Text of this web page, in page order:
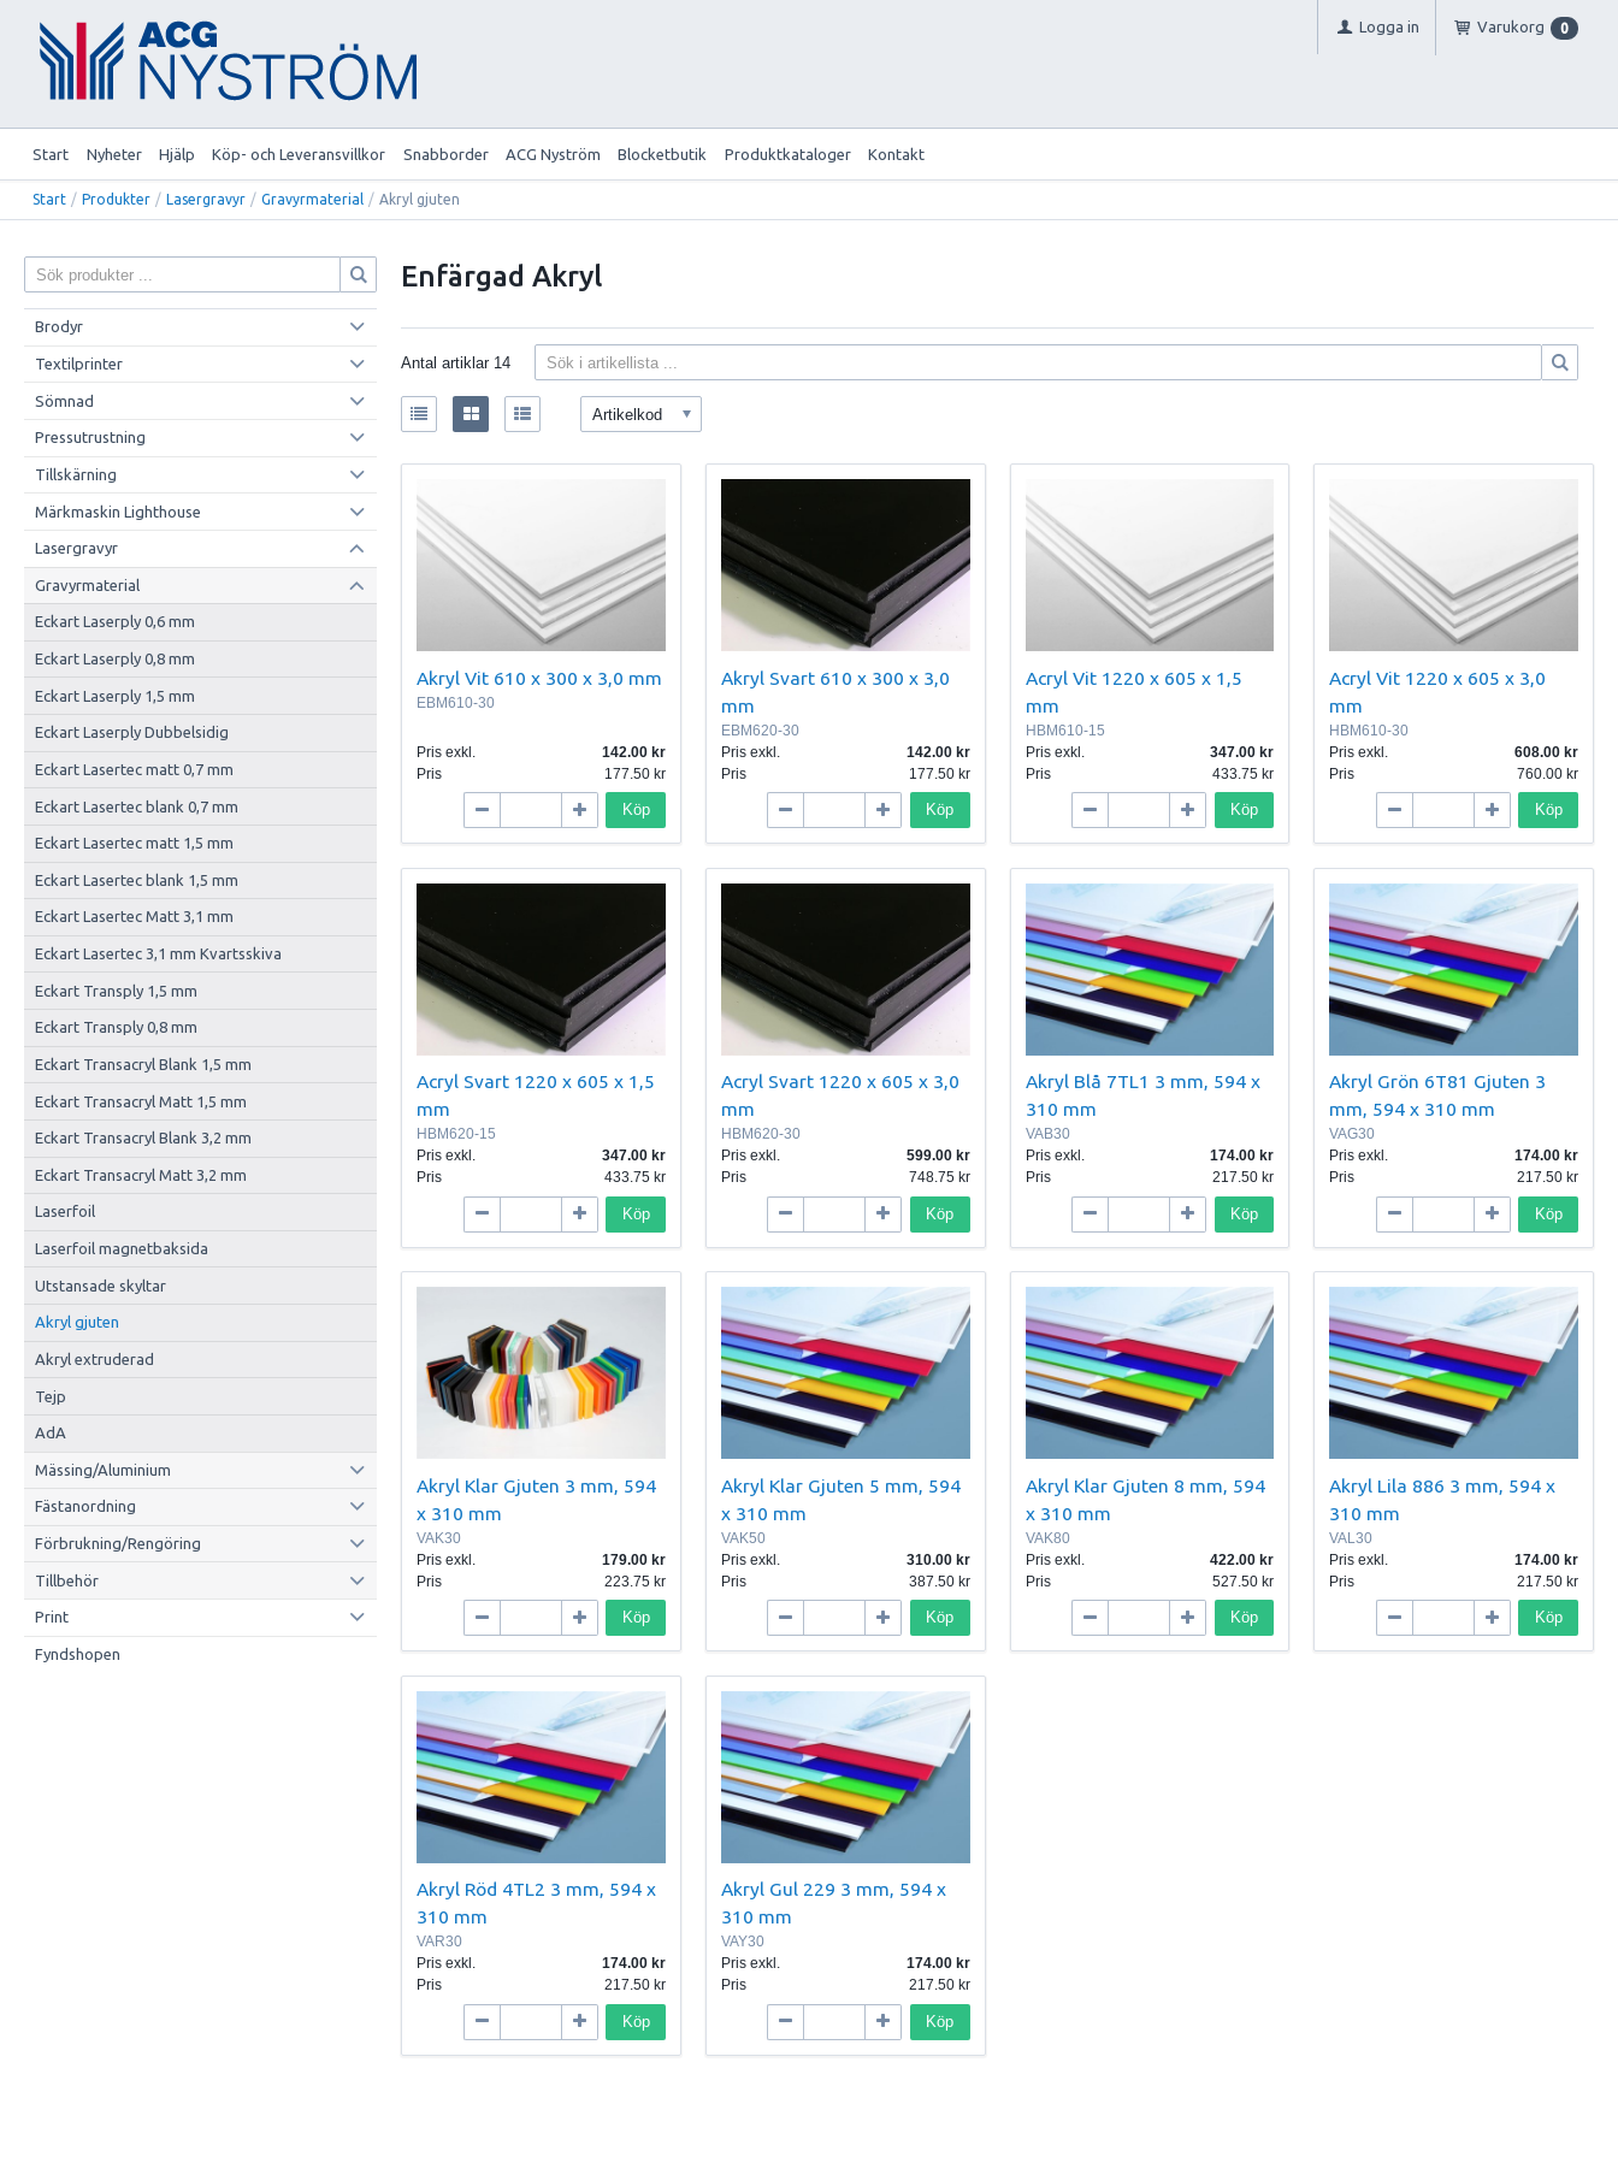
Logga in Varukorg 0
Start Nyheter Hjälp Köp- och Leveransvillkor Snabborder ACG Nyström Blocketbutik Produktkataloger Kontakt
Start / Produkter / Lasergravyr / Gravyrmaterial / Akryl gjuten
Brodyr
Textilprinter
Sömnad
Pressutrustning
Tillskärning
Märkmaskin Lighthouse
Lasergravyr
Gravyrmaterial
Eckart Laserply 0,6 mm
Eckart Laserply 0,8 mm
Eckart Laserply 1,5 mm
Eckart Laserply Dubbelsidig
Eckart Lasertec matt 0,7 mm
Eckart Lasertec blank 0,7 mm
Eckart Lasertec matt 1,5 mm
Eckart Lasertec blank 1,5 mm
Eckart Lasertec Matt 3,1 mm
Eckart Lasertec 3,1 mm Kvartsskiva
Eckart Transply 1,5 mm
Eckart Transply 0,8 mm
Eckart Transacryl Blank 1,5 mm
Eckart Transacryl Matt 1,5 mm
Eckart Transacryl Blank 3,2 mm
Eckart Transacryl Matt 3,2 mm
Laserfoil
Laserfoil magnetbaksida
Utstansade skyltar
Akryl gjuten
Akryl extruderad
Tejp
AdA
Mässing/Aluminium
Fästanordning
Förbrukning/Rengöring
Tillbehör
Print
Fyndshopen
Enfärgad Akryl
Antal artiklar 14
Artikelkod
Akryl Vit 610 x 300 x 3,0 mm
EBM610-30
Pris exkl.
142.00
Pris
177.50
Köp
Akryl Svart 610 x 300 x 3,0
mm
EBM620-30
Pris exkl.
142.00
Pris
177.50
Köp
Acryl Vit 1220 x 605 x 1,5
mm
HBM610-15
Pris exkl.
347.00
Pris
433.75
Köp
Acryl Vit 1220 x 605 x 3,0
mm
HBM610-30
Pris exkl.
608.00
Pris
760.00
Köp
Acryl Svart 1220 x 605 x 1,5
mm
HBM620-15
Pris exkl.
347.00
Pris
433.75
Köp
Acryl Svart 1220 x 605 x 3,0
mm
HBM620-30
Pris exkl.
599.00
Pris
748.75
Köp
Akryl Blå 7TL1 3 mm, 594 x
310 mm
VAB30
Pris exkl.
174.00
Pris
217.50
Köp
Akryl Grön 6T81 Gjuten 3
mm, 594 x 310 mm
VAG30
Pris exkl.
174.00
Pris
217.50
Köp
Akryl Klar Gjuten 3 mm, 594
x 310 mm
VAK30
Pris exkl.
179.00
Pris
223.75
Köp
Akryl Klar Gjuten 5 mm, 594
x 310 mm
VAK50
Pris exkl.
310.00
Pris
387.50
Köp
Akryl Klar Gjuten 8 mm, 594
x 310 mm
VAK80
Pris exkl.
422.00
Pris
527.50
Köp
Akryl Lila 886 3 mm, 594 x
310 mm
VAL30
Pris exkl.
174.00
Pris
217.50
Köp
Akryl Röd 4TL2 3 mm, 594 x
310 mm
VAR30
Pris exkl.
174.00
Pris
217.50
Köp
Akryl Gul 229 3 mm, 594 x
310 mm
VAY30
Pris exkl.
174.00
Pris
217.50
Köp